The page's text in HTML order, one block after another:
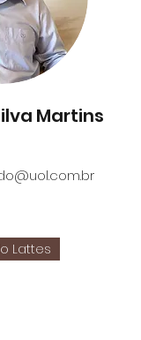
Martins
Lattes